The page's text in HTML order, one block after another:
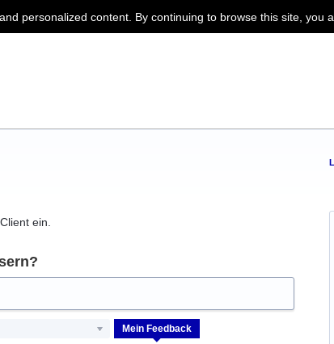
personalized content. By continuing to browse this site, you
ein.
Mein Feedback